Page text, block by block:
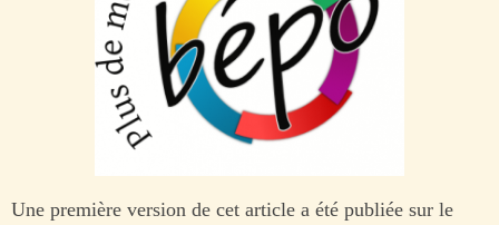
Une première version de cet article a été publiée sur le